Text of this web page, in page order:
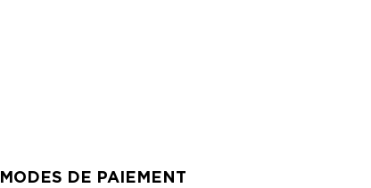
MODES DE PAIEMENT